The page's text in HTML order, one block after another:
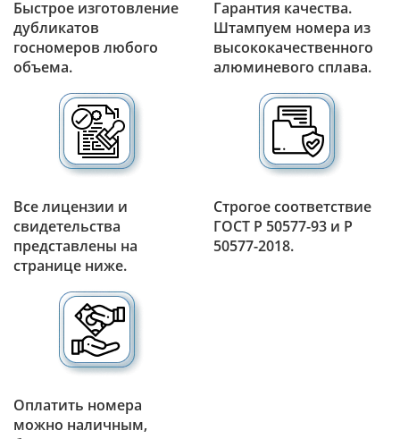
Быстрое изготовление
дубликатов
госномеров любого
объема.
Гарантия качества.
Штампуем номера из
высококачественного
алюминевого сплава.
Все лицензии и
свидетельства
представлены на
странице ниже.
Строгое соответствие
ГОСТ Р 50577-93 и Р
50577-2018.
Оплатить номера
можно наличным,